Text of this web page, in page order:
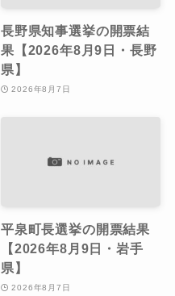
長野県知事選挙の開票結
果【2026年8月9日・長野
県】
2026年8月7日
平泉町長選挙の開票結果
【2026年8月9日・岩手
県】
2026年8月7日